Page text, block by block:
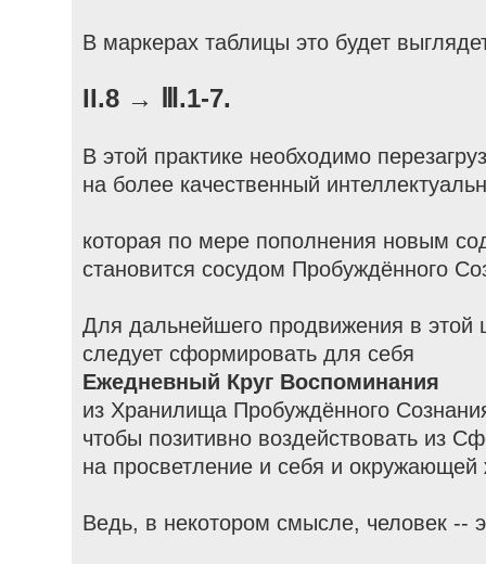
В маркерах таблицы это будет
II.8 → Ⅲ.1-7.
В этой практике необходимо
на более качественный
которая по мере пополнения новым
становится сосудом Пробуждённого
Для дальнейшего продвижения в этой
следует сформировать для себя
Ежедневный Круг Воспоминания
из Хранилища Пробуждённого
чтобы позитивно воздействовать из
на просветление и себя и окружающей
Ведь, в некотором смысле, человек --